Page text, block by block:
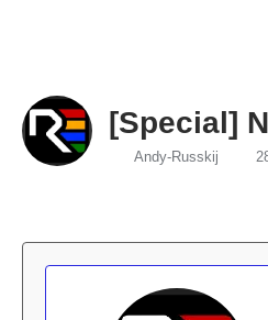
[Special]
Andy-Russkij